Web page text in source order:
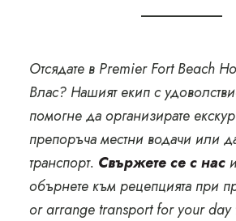
Отсядате в Premier Fort Beach
Влас? Нашият екип с
помогне да организирате
препоръча местни водачи или
транспорт. Свържете се с нас
обърнете към рецепцията при
or arrange transport for your day